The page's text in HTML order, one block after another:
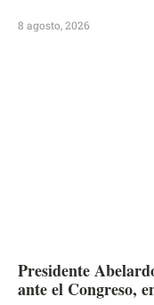
8 agosto, 2026
Presidente
ante el Congreso,